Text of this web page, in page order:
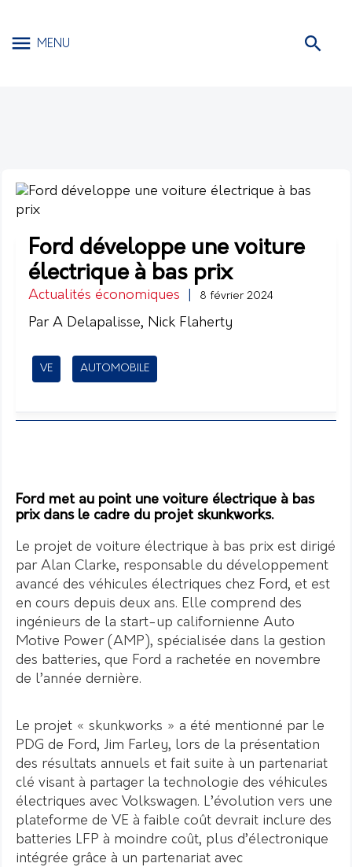
MENU
Ford développe une voiture
électrique à bas prix
Actualités économiques 8 février 2024
Par A Delapalisse, Nick Flaherty
VE AUTOMOBILE
Ford met au point une voiture électrique à bas
prix dans le cadre du projet skunkworks.
Le projet de voiture électrique à bas prix est dirigé
par Alan Clarke, responsable du développement
avancé des véhicules électriques chez Ford, et est
en cours depuis deux ans. Elle comprend des
ingénieurs de la start-up californienne Auto
Motive Power (AMP), spécialisée dans la gestion
des batteries, que Ford a rachetée en novembre
de l’année dernière.
Le projet « skunkworks » a été mentionné par le
PDG de Ford, Jim Farley, lors de la présentation
des résultats annuels et fait suite à un partenariat
clé visant à partager la technologie des véhicules
électriques avec Volkswagen. L’évolution vers une
plateforme de VE à faible coût devrait inclure des
batteries LFP à moindre coût, plus d’électronique
intégrée grâce à un partenariat avec